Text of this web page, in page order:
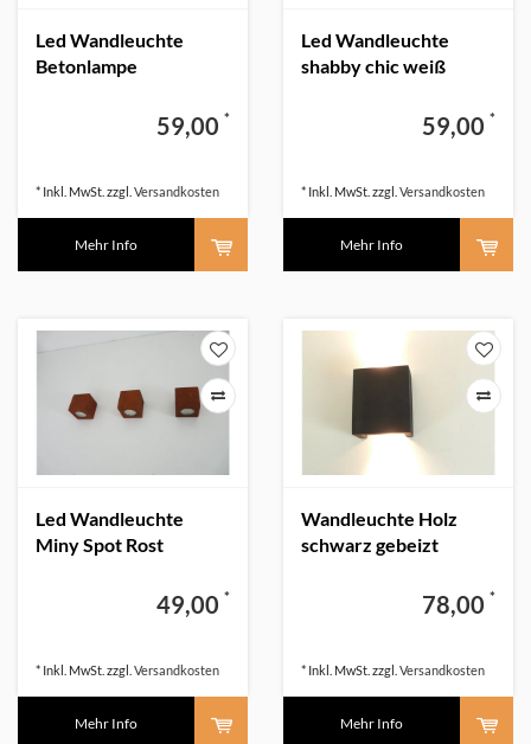
Led Wandleuchte
Betonlampe
59,00 *
* Inkl. MwSt. zzgl. Versandkosten
Mehr Info
Led Wandleuchte
shabby chic weiß
59,00 *
* Inkl. MwSt. zzgl. Versandkosten
Mehr Info
Led Wandleuchte
Miny Spot Rost
49,00 *
* Inkl. MwSt. zzgl. Versandkosten
Mehr Info
Wandleuchte Holz
schwarz gebeizt
78,00 *
* Inkl. MwSt. zzgl. Versandkosten
Mehr Info